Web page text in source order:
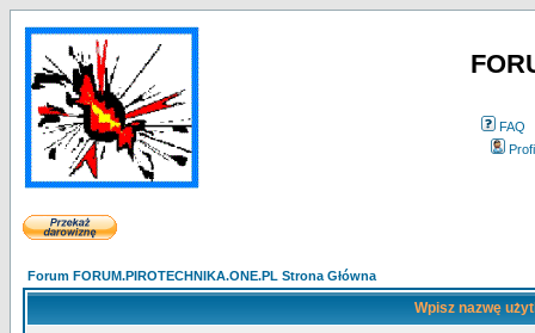
FAQ
Forum FORUM.PIROTECHNIKA.ONE.PL Strona Główna
Wpisz nazwę